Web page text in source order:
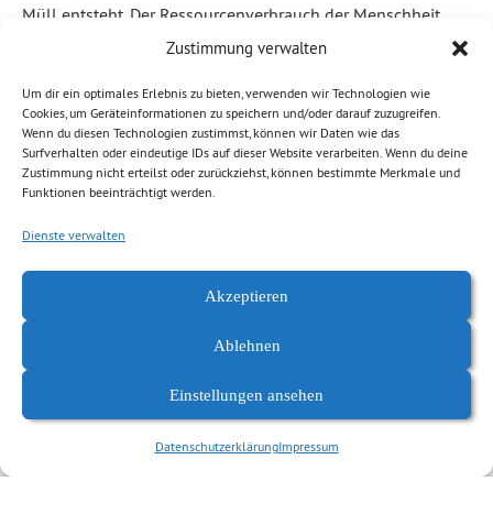
Zustimmung verwalten
Um dir ein optimales Erlebnis zu bieten, verwenden wir Technologien wie
Cookies, um Geräteinformationen zu speichern und/oder darauf zuzugreifen.
Wenn du diesen Technologien zustimmst, können wir Daten wie das
Surfverhalten oder eindeutige IDs auf dieser Website verarbeiten. Wenn du deine
Zustimmung nicht erteilst oder zurückziehst, können bestimmte Merkmale und
Funktionen beeinträchtigt werden.
Dienste verwalten
Akzeptieren
Ablehnen
Einstellungen ansehen
DatenschutzerklärungImpressum
Müll entsteht. Der Ressourcenverbrauch der Menschheit
steigt exponentiell an. Ohne Kurswechsel wird er sich bis
Weiterlesen
Abgelegt unter: Allgemein,Klima, Umwelt